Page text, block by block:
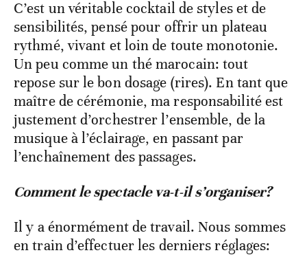
C’est un véritable cocktail de styles et de
sensibilités, pensé pour offrir un plateau
rythmé, vivant et loin de toute monotonie.
Un peu comme un thé marocain: tout
repose sur le bon dosage (rires). En tant que
maître de cérémonie, ma responsabilité est
justement d’orchestrer l’ensemble, de la
musique à l’éclairage, en passant par
l’enchaînement des passages.
Comment le spectacle va-t-il s’organiser?
Il y a énormément de travail. Nous sommes
en train d’effectuer les derniers réglages: